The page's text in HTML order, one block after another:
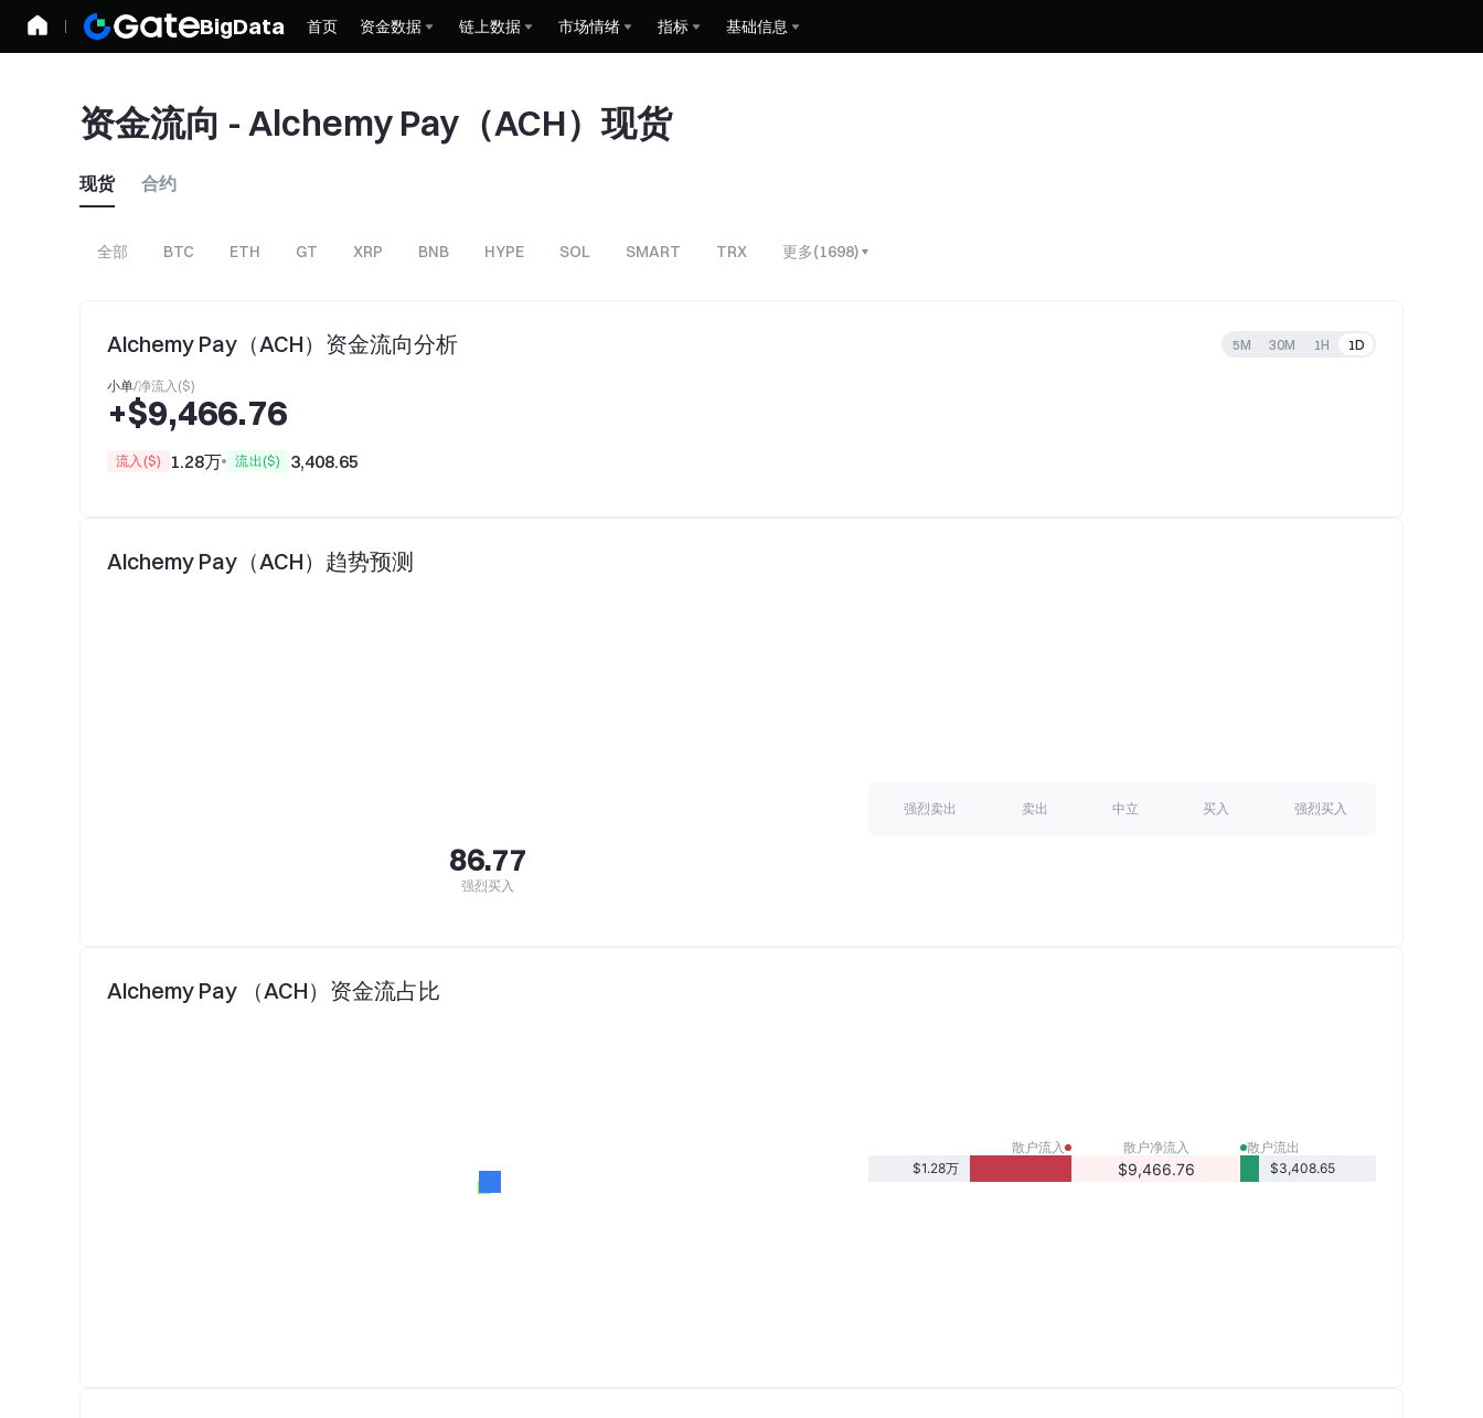
BigData 首页 资金数据 链上数据 市场情绪 指标 基础信息
资金流向 - Alchemy Pay（ACH）现货
现货 合约
全部 BTC ETH GT XRP BNB HYPE SOL SMART TRX 更多(1698)
Alchemy Pay（ACH）资金流向分析 5M 30M 1H 1D
小单/净流入($)
+$9,466.76
流入($) 1.28万 流出($) 3,408.65
Alchemy Pay（ACH）趋势预测
86.77
强烈买入
强烈卖出 卖出 中立 买入 强烈买入
Alchemy Pay （ACH）资金流占比
散户流入
$1.28万
散户净流入
$9,466.76
散户流出
$3,408.65